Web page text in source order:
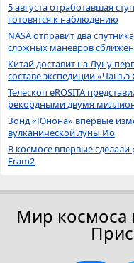
5 августа отработавшая
готовятся к наблюдению
NASA отправит два
сложных маневров
Китай доставит на Луну
составе экспедиции «Чанъэ-
Телескоп eROSITA
рекордными двумя
Зонд «Юнона» впервые
вулканической луны Ио
В космосе впервые
Fram2
Мир космоса